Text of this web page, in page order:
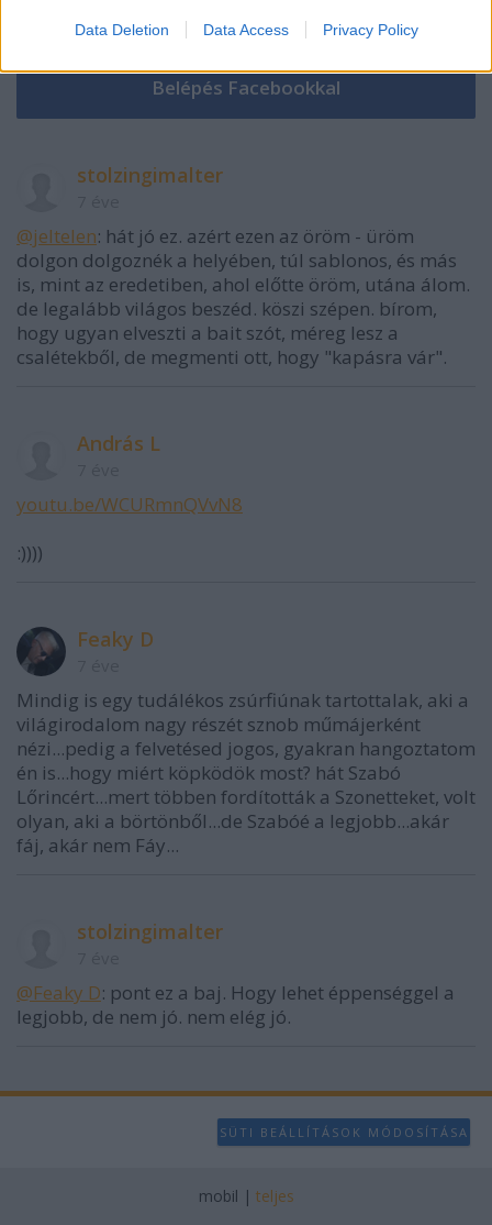
Data Deletion Data Access Privacy Policy
VAGY
stolzingimalter
@jeltelen: hát jó ez. azért ezen az öröm - üröm
dolgon dolgoznék a helyében, túl sablonos, és más
is, mint az eredetiben, ahol előtte öröm, utána álom.
de legalább világos beszéd. köszi szépen. bírom,
hogy ugyan elveszti a bait szót, méreg lesz a
csalétekből, de megmenti ott, hogy "kapásra vár".
András L
youtu.be/WCURmnQVvN8
:))))
Feaky D
Mindig is egy tudálékos zsúrfiúnak tartottalak, aki a
világirodalom nagy részét sznob műmájerként
nézi...pedig a felvetésed jogos, gyakran hangoztatom
én is...hogy miért köpködök most? hát Szabó
Lőrincért...mert többen fordították a Szonetteket, volt
olyan, aki a börtönből...de Szabóé a legjobb...akár
fáj, akár nem Fáy...
stolzingimalter
@Feaky D: pont ez a baj. Hogy lehet éppenséggel a
legjobb, de nem jó. nem elég jó.
SÜTI BEÁLLÍTÁSOK MÓDOSÍTÁSA
mobil | teljes